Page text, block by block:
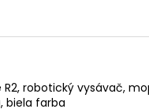
R2, robotický vysávač,
biela farba